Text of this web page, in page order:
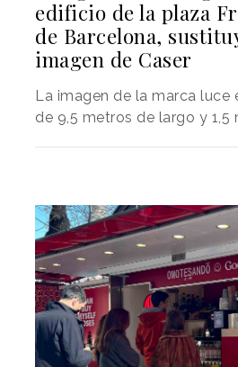
edificio de la plaza
de Barcelona,
imagen de Caser
La imagen de la marca luce
de 9,5 metros de largo y 1,5